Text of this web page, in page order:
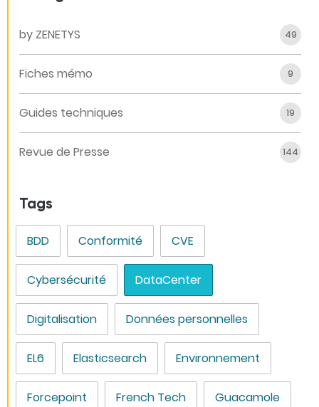
by ZENETYS 49
Fiches mémo 9
Guides techniques 19
Revue de Presse 144
Tags
BDD Conformité CVE
Cybersécurité DataCenter
Digitalisation Données personnelles
EL6 Elasticsearch Environnement
Forcepoint French Tech Guacamole